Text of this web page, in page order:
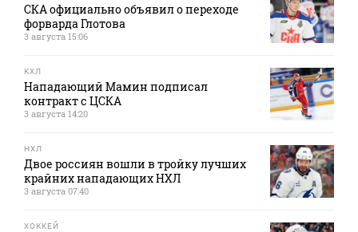
СКА официально объявил о переходе
форварда Глотова
3 августа 15:06
КХЛ
Нападающий Мамин подписал
контракт с ЦСКА
3 августа 14:20
НХЛ
Двое россиян вошли в тройку лучших
крайних нападающих НХЛ
3 августа 07:40
ХОККЕЙ